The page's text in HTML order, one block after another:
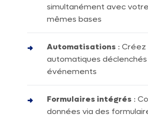
simultanément avec
mêmes bases
Automatisations :
automatiques
événements
Formulaires intégrés :
données via des